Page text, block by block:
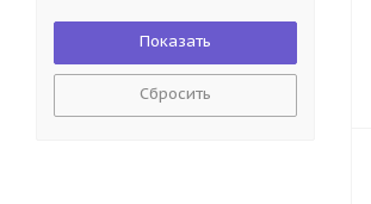
Сбросить